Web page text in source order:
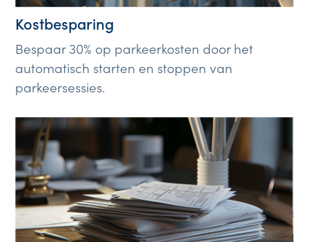
Kostbesparing
Bespaar 30% op parkeerkosten door het
automatisch starten en stoppen van
parkeersessies.